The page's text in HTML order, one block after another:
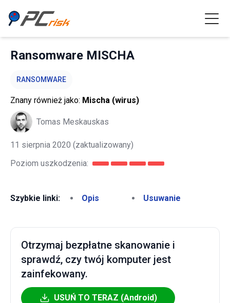
Ransomware MISCHA
RANSOMWARE
Znany również jako: Mischa (wirus)
Tomas Meskauskas
11 sierpnia 2020 (zaktualizowany)
Poziom uszkodzenia:
Szybkie linki: Opis Usuwanie
Otrzymaj bezpłatne skanowanie i
sprawdź, czy twój komputer jest
zainfekowany.
USUŃ TO TERAZ (Android)